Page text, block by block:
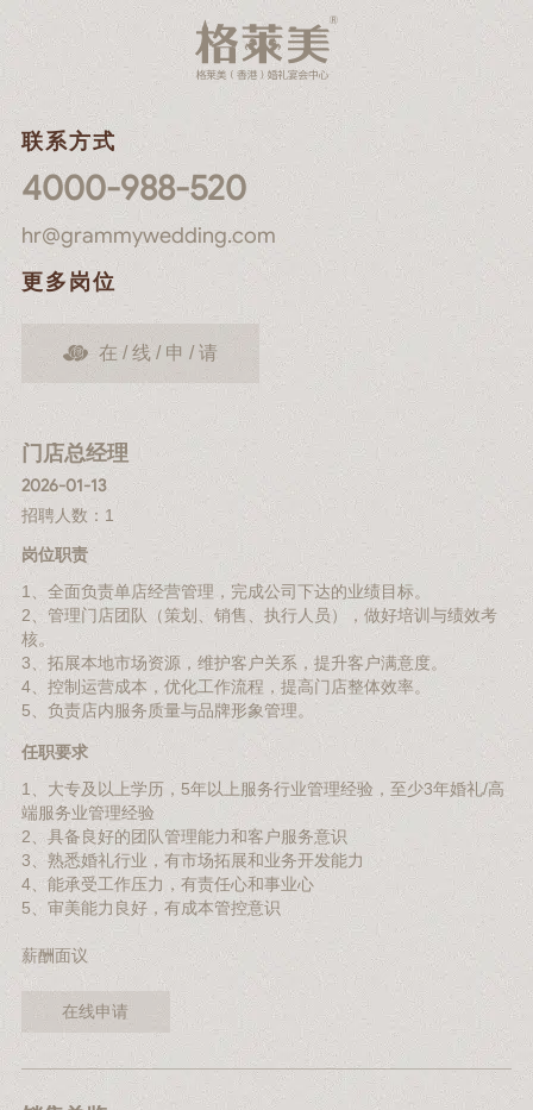
联系方式
4000-988-520
hr@grammywedding.com
更多岗位
在 / 线 / 申 / 请
门店总经理
2026-01-13
招聘人数：1
岗位职责
1、全面负责单店经营管理，完成公司下达的业绩目标。
2、管理门店团队（策划、销售、执行人员），做好培训与绩效考
核。
3、拓展本地市场资源，维护客户关系，提升客户满意度。
4、控制运营成本，优化工作流程，提高门店整体效率。
5、负责店内服务质量与品牌形象管理。
任职要求
1、大专及以上学历，5年以上服务行业管理经验，至少3年婚礼/高
端服务业管理经验
2、具备良好的团队管理能力和客户服务意识
3、熟悉婚礼行业，有市场拓展和业务开发能力
4、能承受工作压力，有责任心和事业心
5、审美能力良好，有成本管控意识
薪酬面议
在线申请